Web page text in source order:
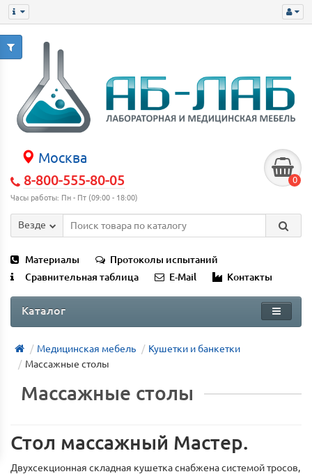
Москва
8-800-555-80-05
Часы работы: Пн - Пт (09:00 - 18:00)
0
Везде
Материалы
Протоколы испытаний
Сравнительная таблица
E-Mail Контакты
Каталог
Медицинская мебель
Кушетки и банкетки
Массажные столы
Массажные столы
Стол массажный Мастер.
Двухсекционная складная кушетка снабжена системой тросов,